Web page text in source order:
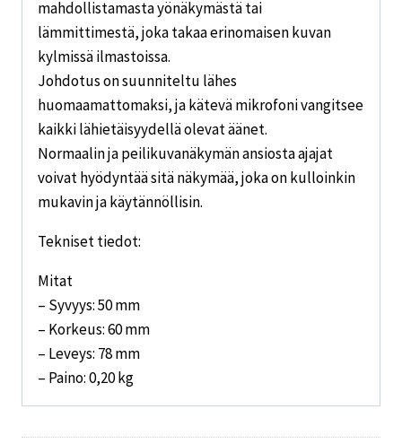
mahdollistamasta yönäkymästä tai
lämmittimestä, joka takaa erinomaisen kuvan
kylmissä ilmastoissa.
Johdotus on suunniteltu lähes
huomaamattomaksi, ja kätevä mikrofoni vangitsee
kaikki lähietäisyydellä olevat äänet.
Normaalin ja peilikuvanäkymän ansiosta ajajat
voivat hyödyntää sitä näkymää, joka on kulloinkin
mukavin ja käytännöllisin.
Tekniset tiedot:
Mitat
– Syvyys: 50 mm
– Korkeus: 60 mm
– Leveys: 78 mm
– Paino: 0,20 kg